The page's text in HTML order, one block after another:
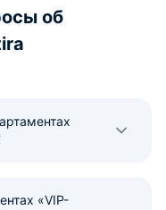
об
«VIP-